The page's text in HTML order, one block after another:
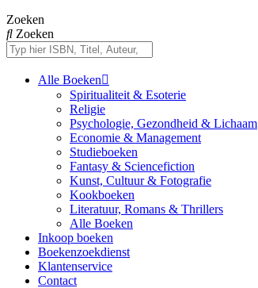
Zoeken
Zoeken
Alle Boeken
Spiritualiteit & Esoterie
Religie
Psychologie, Gezondheid & Lichaam
Economie & Management
Studieboeken
Fantasy & Sciencefiction
Kunst, Cultuur & Fotografie
Kookboeken
Literatuur, Romans & Thrillers
Alle Boeken
Inkoop boeken
Boekenzoekdienst
Klantenservice
Contact